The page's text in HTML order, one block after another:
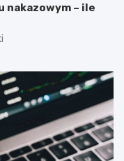
nakazowym – ile